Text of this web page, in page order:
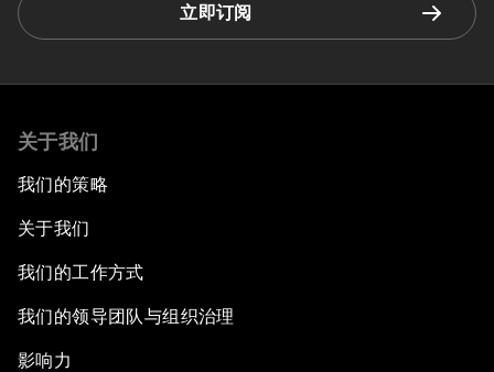
立即订阅
关于我们
我们的策略
关于我们
我们的工作方式
我们的领导团队与组织治理
影响力